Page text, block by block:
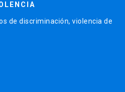
de discriminación, violencia de